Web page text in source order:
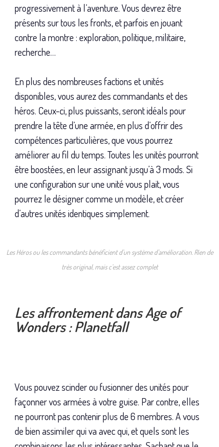
progressivement à l’aventure. Vous devrez être
présents sur tous les fronts, et parfois en jouant
contre la montre : exploration, politique, militaire,
recherche…
En plus des nombreuses factions et unités
disponibles, vous aurez des commandants et des
héros. Ceux-ci, plus puissants, seront idéals pour
prendre la tête d’une armée, en plus d’offrir des
compétences particulières, que vous pourrez
améliorer au fil du temps. Toutes les unités pourront
être boostées, en leur assignant jusqu’à 3 mods. Si
une configuration sur une unité vous plait, vous
pourrez le désigner comme un modèle, et créer
d’autres unités identiques simplement.
Les Héros ou les commandants bénéficient d'un système d'amélioration. Rien de
très original, mais c'est assez complet
Les affrontement dans Age of
Wonders : Planetfall
Vous pouvez scinder ou fusionner des unités pour
façonner vos armées à votre guise. Par contre, elles
ne pourront pas contenir plus de 6 membres. A vous
de bien assimiler qui va avec qui, et quels sont les